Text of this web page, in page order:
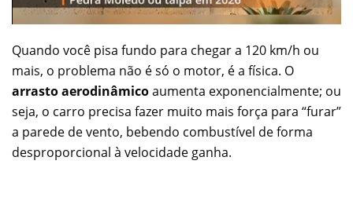
Quando você pisa fundo para chegar a 120 km/h ou
mais, o problema não é só o motor, é a física. O
arrasto aerodinâmicoaumenta exponencialmente; ou
seja, o carro precisa fazer muito mais força para “furar”
a parede de vento, bebendo combustível de forma
desproporcional à velocidade ganha.